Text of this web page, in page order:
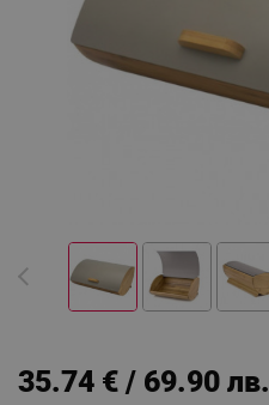
35.74 € / 69.90 лв.